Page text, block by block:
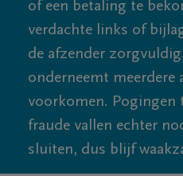
of een betaling te
verdachte links of
de afzender
onderneemt meerdere
voorkomen. Pogingen
fraude vallen echter
sluiten, dus blijf